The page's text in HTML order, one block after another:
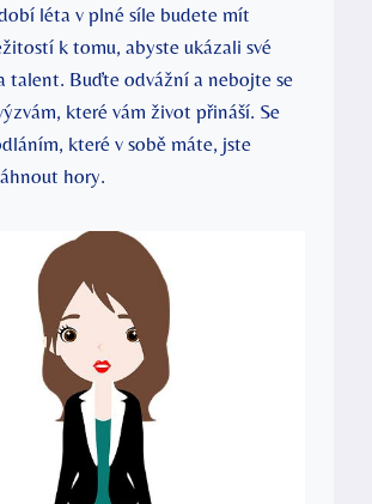
léta v plné síle budete mít
k tomu, abyste ukázali své
talent. Buďte odvážní a nebojte se
které vám život přináší. Se
které v sobě máte, jste
hory.